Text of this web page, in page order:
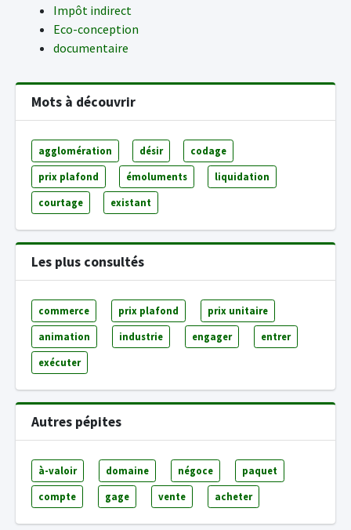
Impôt indirect
Eco-conception
documentaire
Mots à découvrir
agglomération désir codage
prix plafond émoluments liquidation
courtage existant
Les plus consultés
commerce prix plafond prix unitaire
animation industrie engager entrer
exécuter
Autres pépites
à-valoir domaine négoce paquet
compte gage vente acheter